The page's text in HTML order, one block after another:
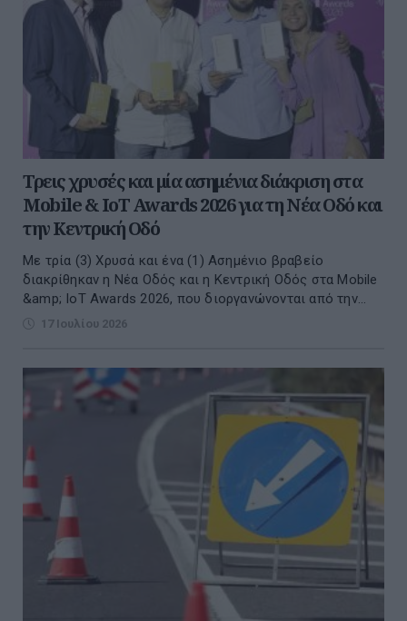
Τρεις χρυσές και μία ασημένια διάκριση στα
Mobile & IoT Awards 2026 για τη Νέα Οδό και
την Κεντρική Οδό
Με τρία (3) Χρυσά και ένα (1) Ασημένιο βραβείο
διακρίθηκαν η Νέα Οδός και η Κεντρική Οδός στα Mobile
&amp; IoT Awards 2026, που διοργανώνονται από την...
17 Ιουλίου 2026